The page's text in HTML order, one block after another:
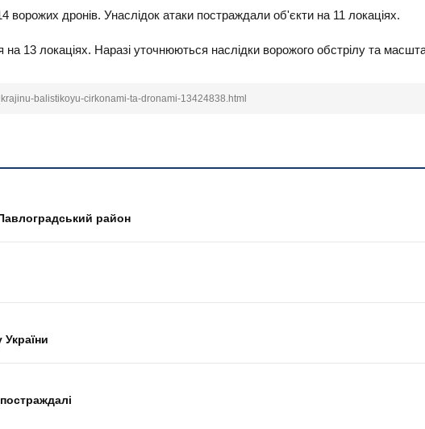
ворожих дронів. Унаслідок атаки постраждали об'єкти на 11 локаціях.
на 13 локаціях. Наразі уточнюються наслідки ворожого обстрілу та
balistikoyu-cirkonami-ta-dronami-13424838.html
район